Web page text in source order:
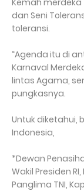
Kemah
dan Seni
toleransi.
“Agenda itu di
Karnaval
lintas Agama,
pungkasnya.
Untuk diketahui,
Indonesia,
*Dewan
Wakil Presiden
Panglima TNI,